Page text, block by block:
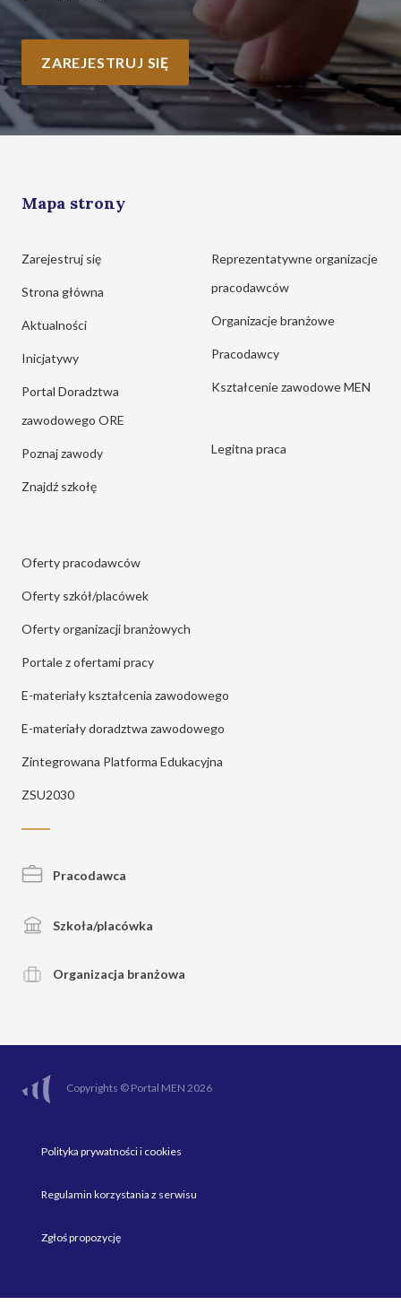
ZAREJESTRUJ SIĘ
Mapa strony
Zarejestruj się
Strona główna
Aktualności
Inicjatywy
Portal Doradztwa
zawodowego ORE
Poznaj zawody
Znajdź szkołę
Reprezentatywne organizacje
pracodawców
Organizacje branżowe
Pracodawcy
Kształcenie zawodowe MEN
Legitna praca
Oferty pracodawców
Oferty szkół/placówek
Oferty organizacji branżowych
Portale z ofertami pracy
E-materiały kształcenia zawodowego
E-materiały doradztwa zawodowego
Zintegrowana Platforma Edukacyjna
ZSU2030
Pracodawca
Szkoła/placówka
Organizacja branżowa
Copyrights © Portal MEN 2026
Polityka prywatności i cookies
Regulamin korzystania z serwisu
Zgłoś propozycję